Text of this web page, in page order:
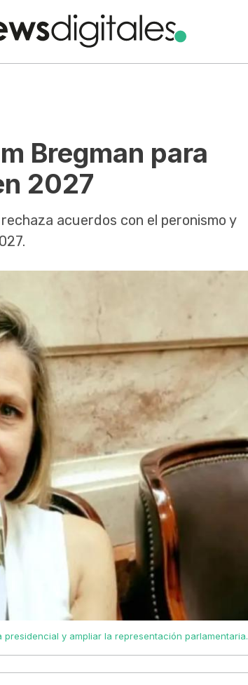
Bregman para
2027
acuerdos con el peronismo y
y ampliar la representación parlamentaria.